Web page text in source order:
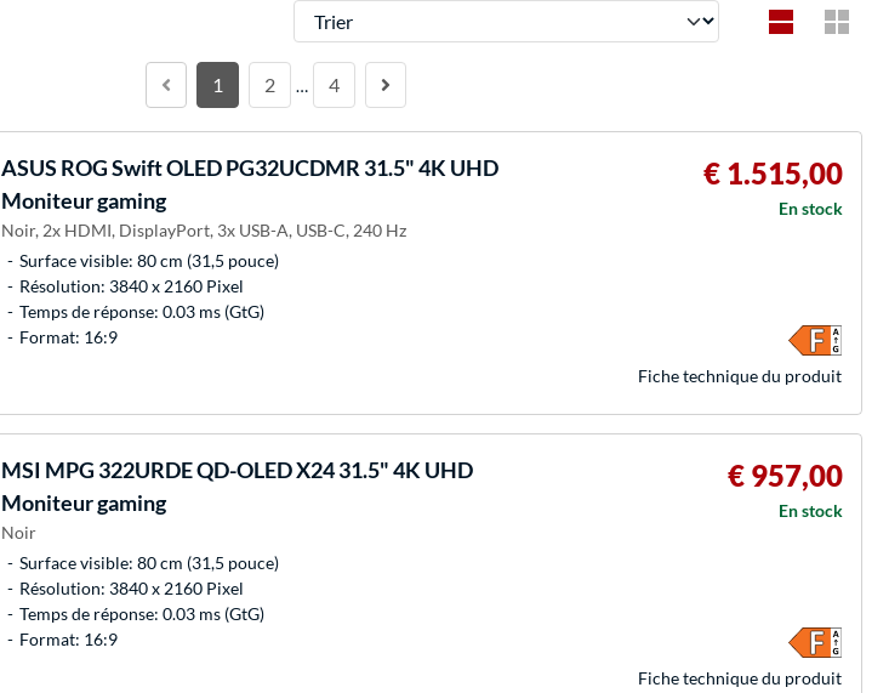
Trier
1 2 … 4
ASUS ROG Swift OLED PG32UCDMR 31.5" 4K UHD
Moniteur gaming
Noir, 2x HDMI, DisplayPort, 3x USB-A, USB-C, 240 Hz
Surface visible: 80 cm (31,5 pouce)
Résolution: 3840 x 2160 Pixel
Temps de réponse: 0.03 ms (GtG)
Format: 16:9
€ 1.515,00
En stock
Fiche technique du produit
MSI MPG 322URDE QD-OLED X24 31.5" 4K UHD
Moniteur gaming
Noir
Surface visible: 80 cm (31,5 pouce)
Résolution: 3840 x 2160 Pixel
Temps de réponse: 0.03 ms (GtG)
Format: 16:9
€ 957,00
En stock
Fiche technique du produit